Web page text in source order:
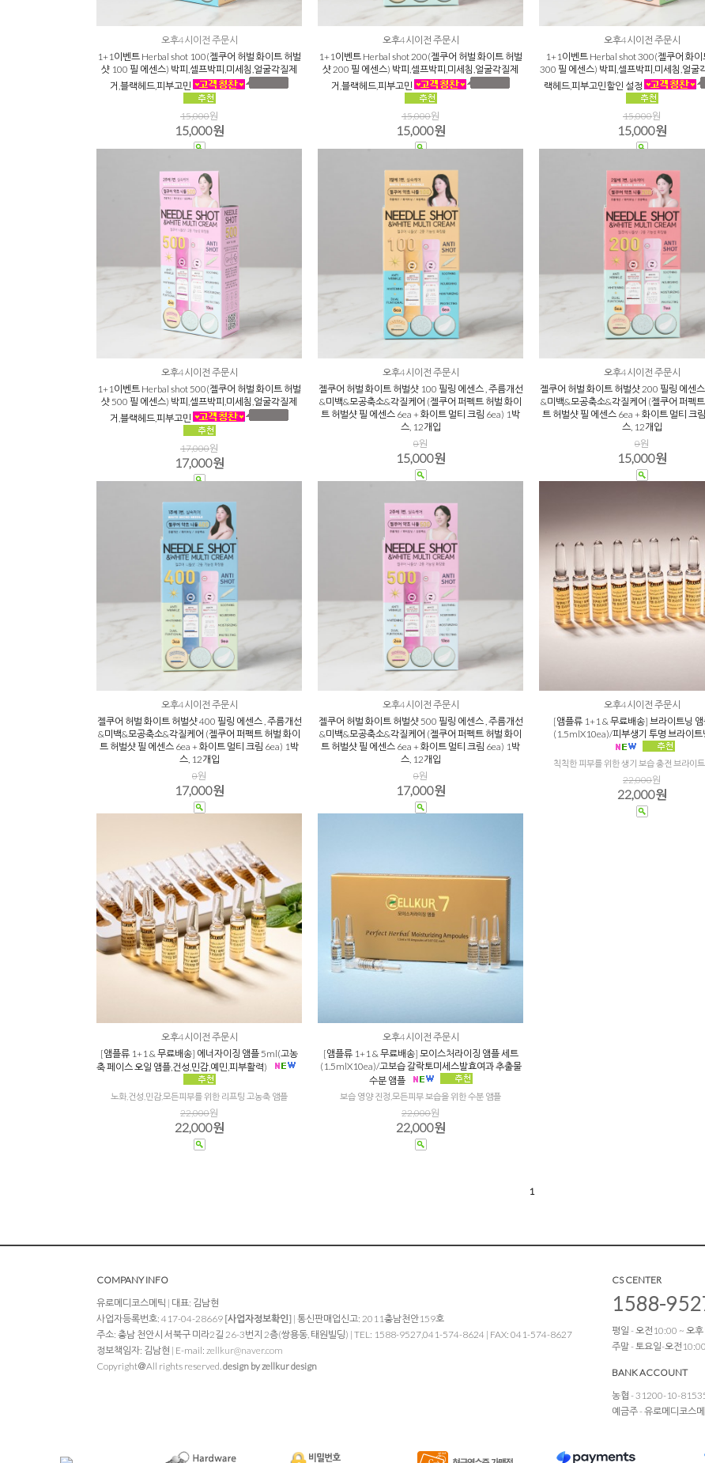
오후4시이전 주문시
1+1이벤트 Herbal shot 100(젤쿠어 허벌 화이트 허벌
샷 100 필 에센스) 박피,셀프박피,미세침,얼굴각질제
거,블랙헤드,피부고민
15,000원
15,000원
오후4시이전 주문시
1+1이벤트 Herbal shot 200(젤쿠어 허벌 화이트 허벌
샷 200 필 에센스) 박피,셀프박피,미세침,얼굴각질제
거,블랙헤드,피부고민
15,000원
15,000원
오후4시이전 주문시
1+1이벤트 Herbal shot 300(젤쿠어 화이
300 필 에센스) 박피,셀프박피,미세침,얼굴
랙헤드,피부고민할인 설정
15,000원
15,000원
오후4시이전 주문시
1+1이벤트 Herbal shot 500(젤쿠어 허벌 화이트 허벌
샷 500 필 에센스) 박피,셀프박피,미세침,얼굴각질제
거,블랙헤드,피부고민
17,000원
17,000원
오후4시이전 주문시
젤쿠어 허벌 화이트 허벌샷 100 필링 에센스 , 주름개선
&미백&모공축소&각질케어 (젤쿠어 퍼펙트 허벌 화이
트 허벌샷 필 에센스 6ea + 화이트 멀티 크림 6ea) 1박
스, 12개입
0원
15,000원
오후4시이전 주문시
젤쿠어 허벌 화이트 허벌샷 200 필링 에센
&미백&모공축소&각질케어 (젤쿠어 퍼펙트
트 허벌샷 필 에센스 6ea + 화이트 멀티 크
스, 12개입
0원
15,000원
오후4시이전 주문시
젤쿠어 허벌 화이트 허벌샷 400 필링 에센스 , 주름개선
&미백&모공축소&각질케어 (젤쿠어 퍼펙트 허벌 화이
트 허벌샷 필 에센스 6ea + 화이트 멀티 크림 6ea) 1박
스, 12개입
0원
17,000원
오후4시이전 주문시
젤쿠어 허벌 화이트 허벌샷 500 필링 에센스 , 주름개선
&미백&모공축소&각질케어 (젤쿠어 퍼펙트 허벌 화이
트 허벌샷 필 에센스 6ea + 화이트 멀티 크림 6ea) 1박
스, 12개입
0원
17,000원
오후4시이전 주문시
[앰플류 1+1 & 무료배송] 브라이트닝 앰
(1.5mlX10ea)/피부생기 투명 브라이트
칙칙한 피부를 위한 생기 보습 충전 브라이
22,000원
22,000원
오후4시이전 주문시
[앰플류 1+1 & 무료배송] 에너자이징 앰플 5ml(고농
축 페이스 오일 앰플,건성,민감,예민,피부활력)
노화,건성,민감,모든피부를 위한 리프팅 고농축 앰플
22,000원
22,000원
오후4시이전 주문시
[앰플류 1+1 & 무료배송] 모이스처라이징 앰플 세트
(1.5mlX10ea)/고보습 갈락토미세스발효여과 추출물
수분 앰플
보습 영양 진정,모든피부 보습을 위한 수분 앰플
22,000원
22,000원
1
COMPANY INFO
유로메디코스메틱 | 대표: 김남현
사업자등록번호: 417-04-28669 [사업자정보확인] | 통신판매업신고: 2011충남천안159호
주소: 충남 천안시 서북구 미라2길 26-3번지 2층(쌍용동, 태원빌딩) | TEL: 1588-9527,041-574-8624 | FAX: 041-574-8627
정보책임자: 김남현 | E-mail: zellkur@naver.com
Copyright＠All rights reserved.design by zellkur design
CS CENTER
1588-
평일 - 오전10:00 ~ 오
주말 - 토요일-오전
BANK ACCOUNT
농협 - 31200-10-
예금주 - 유로메디코스